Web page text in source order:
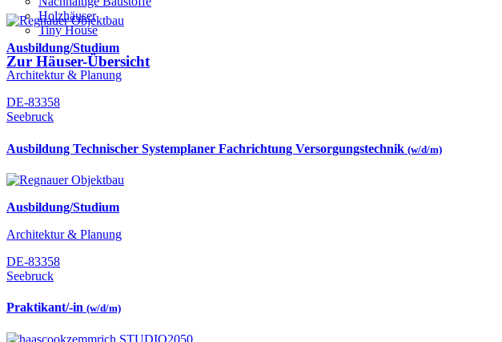
Holzhäuser
Tiny House
Zur Häuser-Übersicht
Ausbildung/Studium
Architektur & Planung
DE-83358
Seebruck
Ausbildung Technischer Systemplaner Fachrichtung Versorgungstechnik (w/d/m)
Ausbildung/Studium
Architektur & Planung
DE-83358
Seebruck
Praktikant/-in (w/d/m)